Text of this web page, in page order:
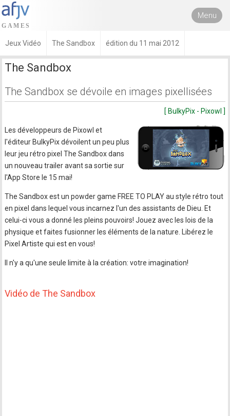
Menu
Jeux Vidéo The Sandbox édition du 11 mai 2012
The Sandbox
The Sandbox se dévoile en images pixellisées
[ BulkyPix - Pixowl ]
Les développeurs de Pixowl et
l'éditeur BulkyPix dévoilent un peu plus
leur jeu rétro pixel The Sandbox dans
un nouveau trailer avant sa sortie sur
l'App Store le 15 mai!
The Sandbox est un powder game FREE TO PLAY au style rétro tout
en pixel dans lequel vous incarnez l'un des assistants de Dieu. Et
celui-ci vous a donné les pleins pouvoirs! Jouez avec les lois de la
physique et faites fusionner les éléments de la nature. Libérez le
Pixel Artiste qui est en vous!
Il n'y a qu'une seule limite à la création: votre imagination!
Vidéo de The Sandbox